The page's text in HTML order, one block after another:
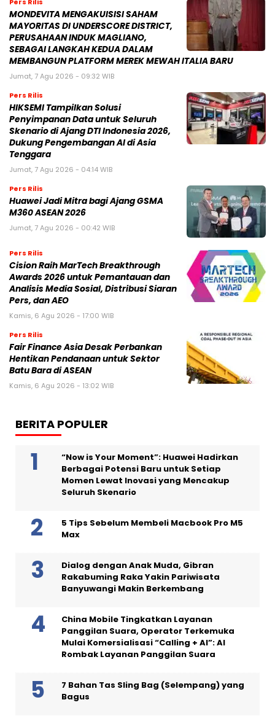
MONDEVITA MENGAKUISISI SAHAM
MAYORITAS DI UNDERSCORE DISTRICT,
PERUSAHAAN INDUK MAGLIANO,
SEBAGAI LANGKAH KEDUA DALAM
MEMBANGUN PLATFORM MEREK MEWAH ITALIA BARU
Jumat, 7 Agu 2026 - 09:32 WIB
Pers Rilis
HIKSEMI Tampilkan Solusi
Penyimpanan Data untuk Seluruh
Skenario di Ajang DTI Indonesia 2026,
Dukung Pengembangan AI di Asia
Tenggara
Jumat, 7 Agu 2026 - 04:14 WIB
Pers Rilis
Huawei Jadi Mitra bagi Ajang GSMA
M360 ASEAN 2026
Jumat, 7 Agu 2026 - 00:42 WIB
Pers Rilis
Cision Raih MarTech Breakthrough
Awards 2026 untuk Pemantauan dan
Analisis Media Sosial, Distribusi Siaran
Pers, dan AEO
Kamis, 6 Agu 2026 - 17:00 WIB
Pers Rilis
Fair Finance Asia Desak Perbankan
Hentikan Pendanaan untuk Sektor
Batu Bara di ASEAN
Kamis, 6 Agu 2026 - 13:02 WIB
BERITA POPULER
“Now is Your Moment”: Huawei Hadirkan
Berbagai Potensi Baru untuk Setiap
Momen Lewat Inovasi yang Mencakup
Seluruh Skenario
5 Tips Sebelum Membeli Macbook Pro M5
Max
Dialog dengan Anak Muda, Gibran
Rakabuming Raka Yakin Pariwisata
Banyuwangi Makin Berkembang
China Mobile Tingkatkan Layanan
Panggilan Suara, Operator Terkemuka
Mulai Komersialisasi “Calling + AI”: AI
Rombak Layanan Panggilan Suara
7 Bahan Tas Sling Bag (Selempang) yang
Bagus